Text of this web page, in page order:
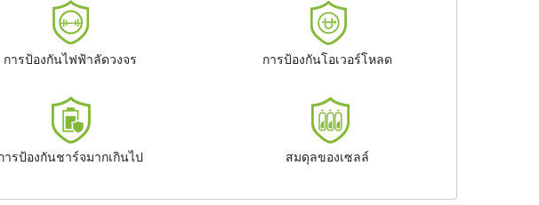
การป้องกันไฟฟ้าลัดวงจร การป้องกันโอเวอร์โหลด
ารป้องกันชาร์จมากเกินไป สมดุลของเซลล์